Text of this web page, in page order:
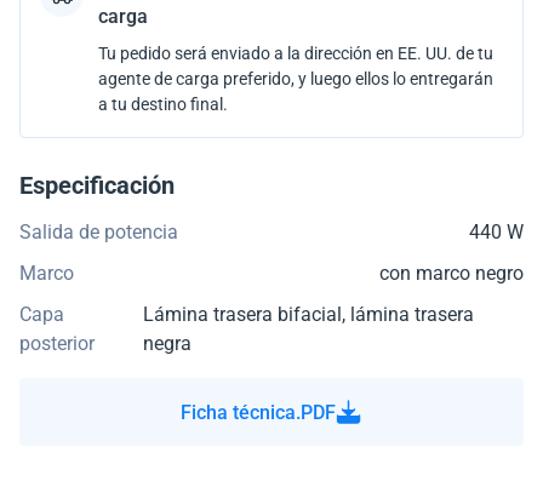
carga
Tu pedido será enviado a la dirección en EE. UU. de tu
agente de carga preferido, y luego ellos lo entregarán
a tu destino final.
Especificación
Salida de potencia
440 W
Marco
con marco negro
Capa
posterior
Lámina trasera bifacial, lámina trasera
negra
Ficha técnica.PDF